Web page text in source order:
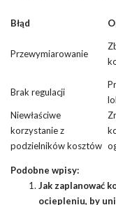
Błąd
Przewymiarowanie
Brak regulacji
Niewłaściwe
korzystanie z
podzielników kosztów
Podobne wpisy:
Jak zaplanować
ociepleniu, by